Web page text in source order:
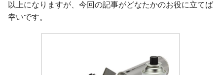
以上になりますが、今回の記事がどなたかのお役に立てば
幸いです。